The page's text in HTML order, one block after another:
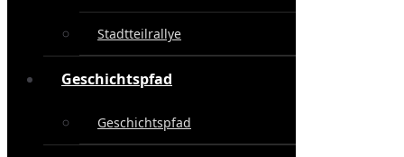
Stadtteilrallye
Geschichtspfad
Geschichtspfad